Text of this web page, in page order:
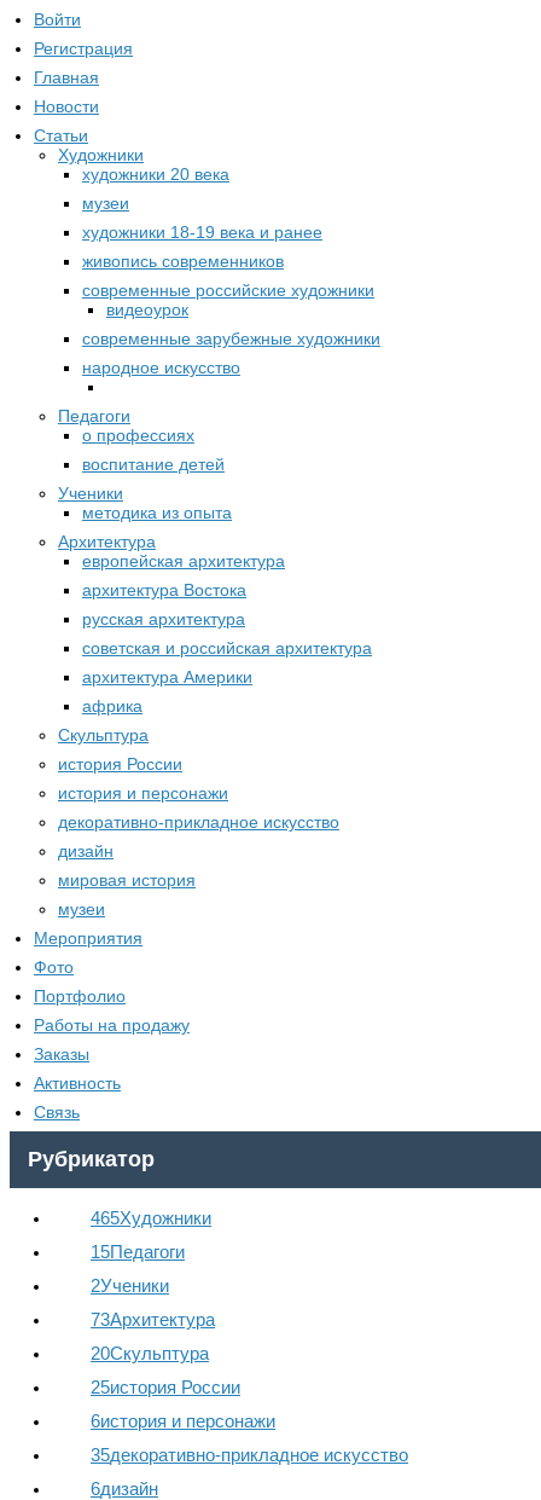
Войти
Регистрация
Главная
Новости
Статьи
Художники
художники 20 века
музеи
художники 18-19 века и ранее
живопись современников
современные российские художники
видеоурок
современные зарубежные художники
народное искусство
Педагоги
о профессиях
воспитание детей
Ученики
методика из опыта
Архитектура
европейская архитектура
архитектура Востока
русская архитектура
советская и российская архитектура
архитектура Америки
африка
Скульптура
история России
история и персонажи
декоративно-прикладное искусство
дизайн
мировая история
музеи
Мероприятия
Фото
Портфолио
Работы на продажу
Заказы
Активность
Связь
Рубрикатор
465Художники
15Педагоги
2Ученики
73Архитектура
20Скульптура
25история России
6история и персонажи
35декоративно-прикладное искусство
6дизайн